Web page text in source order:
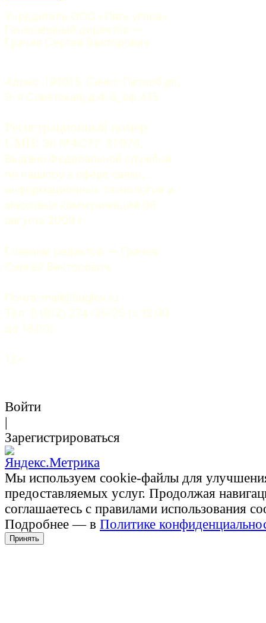
Учредитель ООО «Пять углов».
Генеральный директор —
Грачев Сергей Викторович
Адрес: 191015, Санкт-Петербург,
9-я Советская, д.4-6, оф.415
Регистрационный номер
СМИ: Эл №ФС77-37070.
Выдано Федеральной службой
по надзору в сфере связи,
информационных технологий и
массовых коммуникаций 06
августа 2009 г.
Главный редактор — Грачев
Сергей Викторович.
Почта: mail@5uglov.ru
Тел. 8 (812) 274-35-25 (c 12.00
до 18.00)
12+
Войти
|
Зарегистрироваться
Мы используем cookie-файлы для
предоставляемых услуг. Продолжая
соглашаетесь с правилами использования
Подробнее — в Политике
Принять